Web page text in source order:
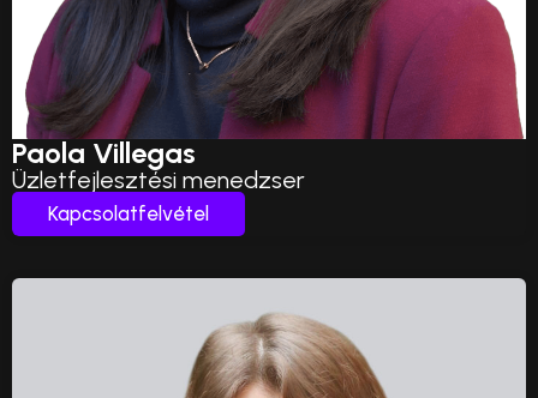
Paola Villegas
Üzletfejlesztési menedzser
Kapcsolatfelvétel